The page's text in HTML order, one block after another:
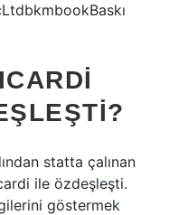
statta çalınan
ile özdeşleşti.
göstermek